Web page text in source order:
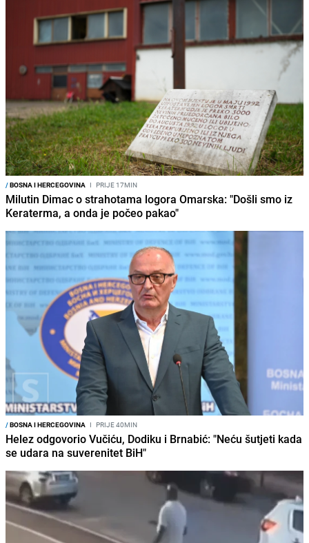
/BOSNA I HERCEGOVINA I PRIJE 17MIN
Milutin Dimac o strahotama logora Omarska: "Došli smo iz
Keraterma, a onda je počeo pakao"
/BOSNA I HERCEGOVINA I PRIJE 40MIN
Helez odgovorio Vučiću, Dodiku i Brnabić: "Neću šutjeti kada
se udara na suverenitet BiH"